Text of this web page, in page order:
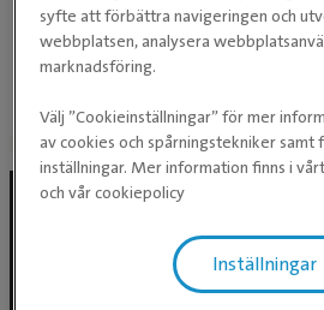
Mobilnummer:För möjlighet att
attraktiva erbjudanden,
syfte att förbättra navigeringen och
webbplatsen, analysera
marknadsföring.
Välj ”Cookieinställningar” för mer
av cookies och spårningstekniker samt
inställningar. Mer information finns i
och vår cookiepolicy
Inställningar